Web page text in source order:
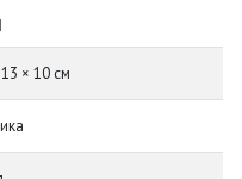
× 10 см